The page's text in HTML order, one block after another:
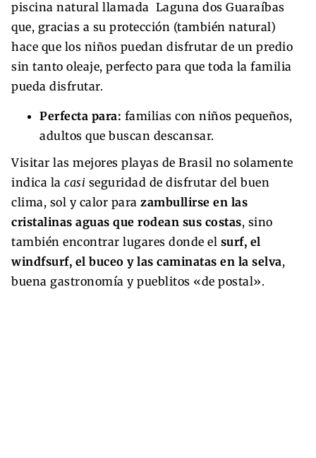
piscina natural llamada Laguna dos Guaraíbas
que, gracias a su protección (también natural)
hace que los niños puedan disfrutar de un predio
sin tanto oleaje, perfecto para que toda la familia
pueda disfrutar.
Perfecta para: familias con niños pequeños,
adultos que buscan descansar.
Visitar las mejores playas de Brasil no solamente
indica la casi seguridad de disfrutar del buen
clima, sol y calor para zambullirse en las
cristalinas aguas que rodean sus costas, sino
también encontrar lugares donde el surf, el
windfsurf, el buceo y las caminatas en la selva,
buena gastronomía y pueblitos «de postal».